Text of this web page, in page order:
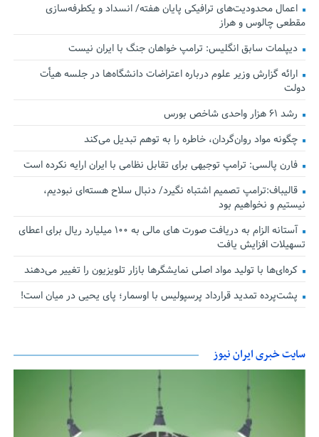
اعمال محدودیت‌های ترافیکی پایان هفته/ انسداد و یکطرفه‌سازی
مقطعی چالوس و هراز
دیپلمات سابق انگلیس:‌ ترامپ خواهان جنگ با ایران نیست
ارائه گزارش وزیر علوم درباره اعتراضات دانشگاه‌ها در جلسه هیأت
دولت
رشد ۶۱ هزار واحدی شاخص بورس
چگونه مواد روان‌گردان، خاطره را به توهم تبدیل می‌کند
فارن پالسی: ترامپ توجیهی برای تقابل نظامی با ایران ارایه نکرده است
قالیباف:ترامپ تصمیم اشتباه نگیرد/ دنبال سلاح هسته‌ای نبودیم،
نیستیم و نخواهیم بود
آستانه الزام به دریافت صورت های مالی به ۱۰۰ میلیارد ریال برای اعطای
تسهیلات افزایش یافت
کره‌ای‌ها با تولید مواد اصلی نمایشگرها بازار تلویزیون را تغییر می‌دهند
پشت‌پرده تمدید قرارداد پرسپولیس با اوسمار؛ پای یحیی در میان است!
سایت خبری ایران نیوز